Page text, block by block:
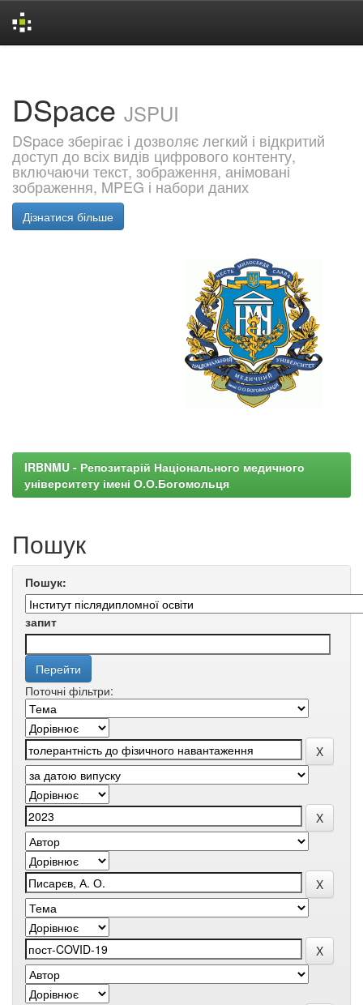
DSpace JSPUI
DSpace зберігає і дозволяє легкий і відкритий
доступ до всіх видів цифрового контенту,
включаючи текст, зображення, анімовані
зображення, MPEG і набори даних
Дізнатися більше
IRBNMU - Репозитарій Національного медичного
університету імені О.О.Богомольця
Пошук
Пошук:
запит
Поточні фільтри: